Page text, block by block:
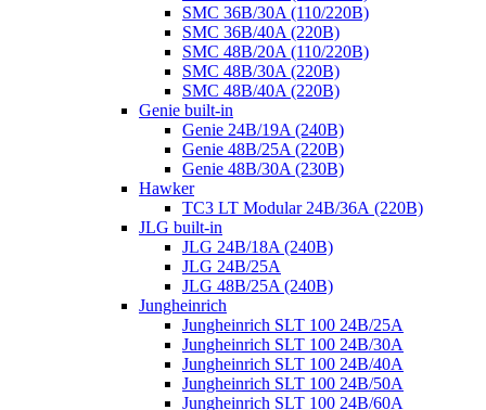
SMC 36B/30A (110/220B)
SMC 36B/40A (220B)
SMC 48B/20A (110/220B)
SMC 48B/30A (220B)
SMC 48B/40A (220B)
Genie built-in
Genie 24B/19A (240B)
Genie 48B/25A (220B)
Genie 48B/30A (230B)
Hawker
TC3 LT Modular 24В/36А (220B)
JLG built-in
JLG 24B/18A (240B)
JLG 24B/25A
JLG 48B/25A (240B)
Jungheinrich
Jungheinrich SLT 100 24B/25A
Jungheinrich SLT 100 24B/30A
Jungheinrich SLT 100 24B/40A
Jungheinrich SLT 100 24B/50A
Jungheinrich SLT 100 24B/60A